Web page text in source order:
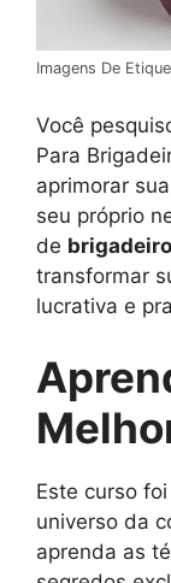
Imagens De
Você
Para
aprimorar
seu próprio
de
transformar
lucrativa e
Este curso
universo da
aprenda as